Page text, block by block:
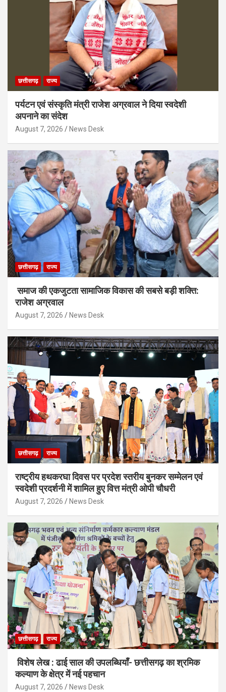
छत्तीसगढ़ राज्य
पर्यटन एवं संस्कृति मंत्री राजेश अग्रवाल ने दिया स्वदेशी
अपनाने का संदेश
August 7, 2026 News Desk
छत्तीसगढ़ राज्य
समाज की एकजुटता सामाजिक विकास की सबसे बड़ी शक्ति:
राजेश अग्रवाल
August 7, 2026 News Desk
छत्तीसगढ़ राज्य
राष्ट्रीय हथकरघा दिवस पर प्रदेश स्तरीय बुनकर सम्मेलन एवं
स्वदेशी प्रदर्शनी में शामिल हुए वित्त मंत्री ओपी चौधरी
August 7, 2026 News Desk
छत्तीसगढ़ राज्य
विशेष लेख : ढाई साल की उपलब्धियाँ- छत्तीसगढ़ का श्रमिक
कल्याण के क्षेत्र में नई पहचान
August 7, 2026 News Desk